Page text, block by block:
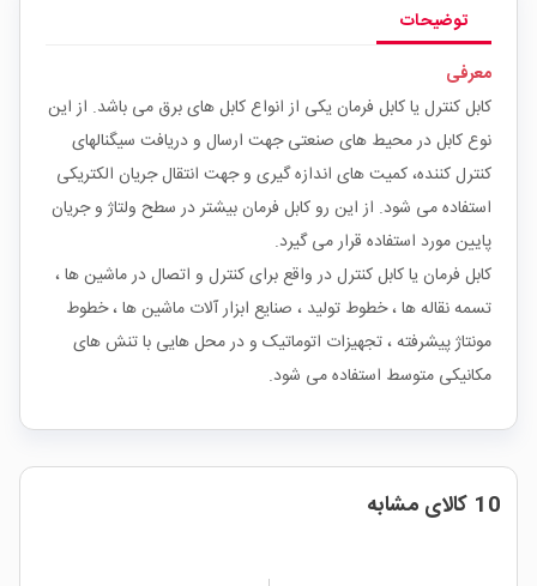
توضیحات
معرفی
کابل کنترل یا کابل فرمان یکی از انواع کابل های برق می باشد. از این
نوع کابل در محیط های صنعتی جهت ارسال و دریافت سیگنالهای
کنترل کننده، کمیت های اندازه گیری و جهت انتقال جریان الکتریکی
استفاده می شود. از این رو کابل فرمان بیشتر در سطح ولتاژ و جریان
پایین مورد استفاده قرار می گیرد.
کابل فرمان یا کابل کنترل در واقع برای کنترل و اتصال در ماشین ها ،
تسمه نقاله ها ، خطوط تولید ، صنایع ابزار آلات ماشین ها ، خطوط
مونتاژ پیشرفته ، تجهیزات اتوماتیک و در محل هایی با تنش های
مکانیکی متوسط استفاده می شود.
10 کالای مشابه